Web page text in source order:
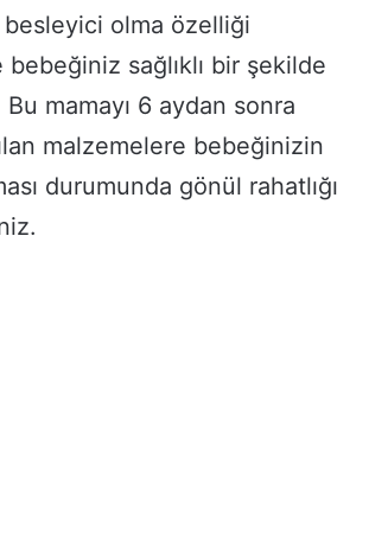
olma özelliği
sağlıklı bir şekilde
Bu mamayı 6 aydan sonra
malzemelere bebeğinizin
durumunda gönül rahatlığı